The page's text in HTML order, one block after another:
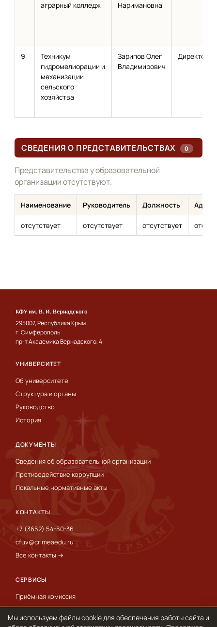
аграрный колледж
Наримановна
9
Техникум
гидромелиорации и
механизации
сельского
хозяйства
Зарипов Олег
Владимирович
Директор
СВЕДЕНИЯ О ПРЕДСТАВИТЕЛЬСТВАХ 0
Представительства у образовательной
организации отсутствуют.
Наименование Руководитель Должность Адрес
отсутствует отсутствует отсутствует
КФУ им. В. И. Вернадского
295007, Республика Крым
г. Симферополь
пр-т Академика Вернадского, 4
УНИВЕРСИТЕТ
Об университете
Структура и органы
Руководство
История
ДОКУМЕНТЫ
Сведения об образовательной организации
Противодействие коррупции
Локальные нормативные акты
КОНТАКТЫ
+7 (3652) 54-50-36
cfuv@crimeaedu.ru
Все контакты →
СЕРВИСЫ
Приёмная комиссия
Пресс-служба
International
Мы используем файлы cookie для обеспечения работы сайта и